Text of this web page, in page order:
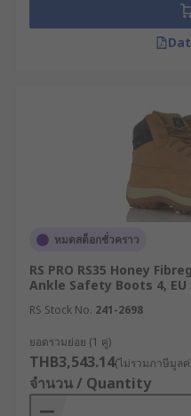
หมดสต็อกชั่วคราว
RS PRO RS35 Honey
Ankle Safety Boots 4, EU
RS Stock No. 241-2698
ยอดรวมย่อย (1 คู่)
THB3,543.14(ไม่รวมภาษีมูลค่
จำนวน / Quantity